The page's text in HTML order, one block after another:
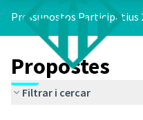
Pressupostos Participatius
Propostes
Filtrar i cercar